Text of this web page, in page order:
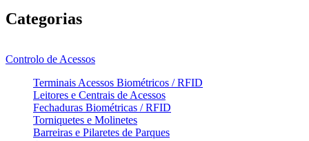
Categorias
Controlo de Acessos
Terminais Acessos Biométricos / RFID
Leitores e Centrais de Acessos
Fechaduras Biométricas / RFID
Torniquetes e Molinetes
Barreiras e Pilaretes de Parques